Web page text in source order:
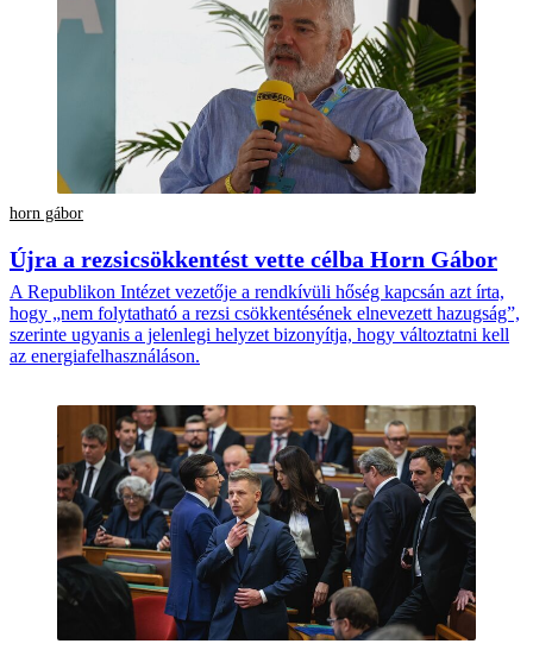
horn gábor
Újra a rezsicsökkentést vette célba Horn Gábor
A Republikon Intézet vezetője a rendkívüli hőség kapcsán azt írta,
hogy „nem folytatható a rezsi csökkentésének elnevezett hazugság”,
szerinte ugyanis a jelenlegi helyzet bizonyítja, hogy változtatni kell
az energiafelhasználáson.